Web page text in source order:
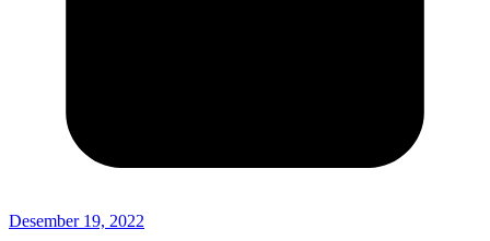
Desember 19, 2022